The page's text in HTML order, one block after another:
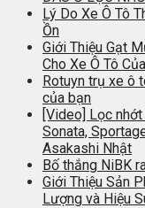
Lý Do Xe Ô Tô
Ồn
Giới Thiệu Gạt
Cho Xe Ô Tô
Rotuyn trụ xe ô
của bạn
[Video] Lọc
Sonata,
Asakashi Nhật
Bố thắng NiBK
Giới Thiệu Sản
Lượng và Hiệu